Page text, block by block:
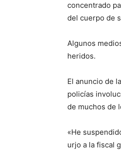
concentrado
del cuerpo de
Algunos
heridos.
El anuncio de
policías
de muchos de
«He
urjo a la fiscal